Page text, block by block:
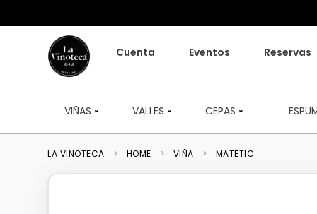
Cuenta Eventos Reservas
VIÑAS VALLES CEPAS
HOME VIÑA MATETIC